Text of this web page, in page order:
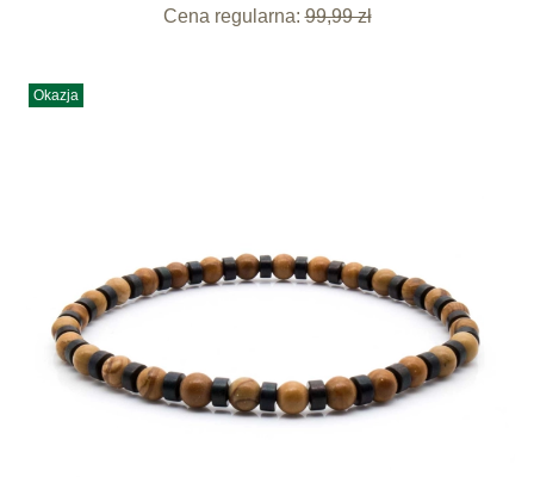
Cena regularna: 99,99 zł
Okazja